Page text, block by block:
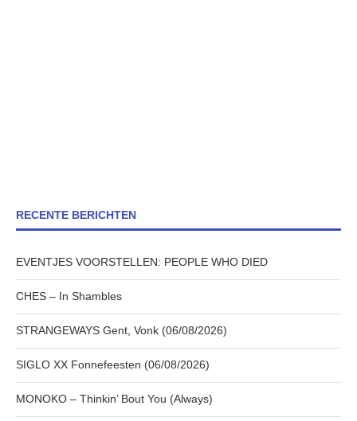
RECENTE BERICHTEN
EVENTJES VOORSTELLEN: PEOPLE WHO DIED
CHES – In Shambles
STRANGEWAYS Gent, Vonk (06/08/2026)
SIGLO XX Fonnefeesten (06/08/2026)
MONOKO – Thinkin’ Bout You (Always)